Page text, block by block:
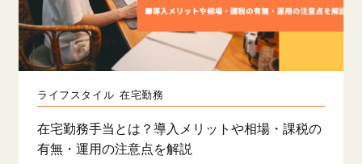
ライフスタイル 在宅勤務
在宅勤務手当とは？導入メリットや相場・課税の
有無・運用の注意点を解説